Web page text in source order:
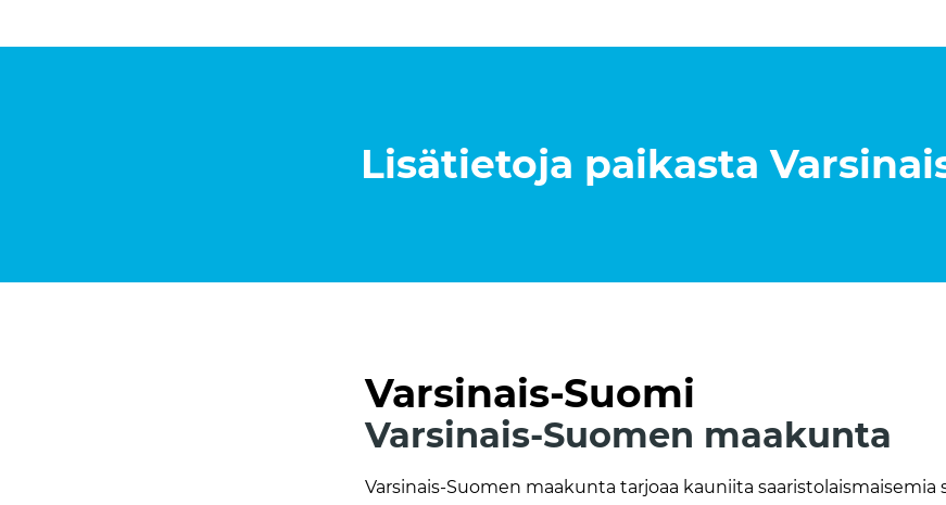
Lisätietoja paikasta
Varsinais-Suomi
Varsinais-Suomen maakunta
Varsinais-Suomen maakunta tarjoaa kauniita saaristolaismaisemia